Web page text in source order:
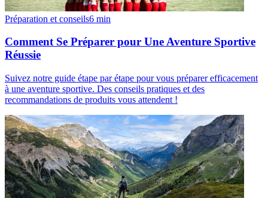
Préparation et conseils6 min
Comment Se Préparer pour Une Aventure Sportive
Réussie
Suivez notre guide étape par étape pour vous préparer efficacement
à une aventure sportive. Des conseils pratiques et des
recommandations de produits vous attendent !